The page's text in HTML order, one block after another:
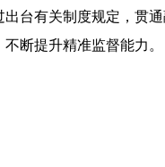
台有关制度规定，贯
断提升精准监督能力。